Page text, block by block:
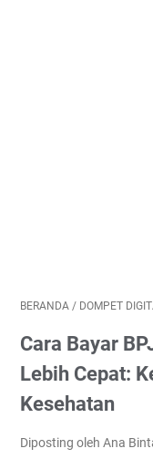
BERANDA / DOMPET
Cara Bayar
Lebih Cepat:
Kesehatan
Diposting oleh Ana